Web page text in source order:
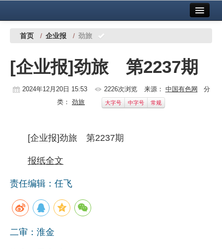
中国有色金属报社主办 广告服务
铜镍铅锌
铝
党建工作
企业文化
首页 / 企业报 / 劲旅
[企业报]劲旅 第2237期
2024年12月20日 15:53 2226次浏览 来源： 中国有色网 分
类： 劲旅 大字号 中字号 常规
[企业报]劲旅 第2237期
报纸全文
责任编辑：任飞
二审：淮金